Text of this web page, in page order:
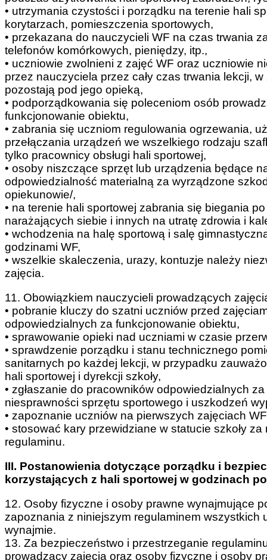
• utrzymania czystości i porządku na terenie hali
korytarzach, pomieszczenia sportowych,
• przekazana do nauczycieli WF na czas trwania
telefonów komórkowych, pieniędzy, itp.,
• uczniowie zwolnieni z zajęć WF oraz uczniowie
przez nauczyciela przez cały czas trwania lekcji,
pozostają pod jego opieką,
• podporządkowania się poleceniom osób
funkcjonowanie obiektu,
• zabrania się uczniom regulowania ogrzewania,
przełączania urządzeń we wszelkiego rodzaju
tylko pracownicy obsługi hali sportowej,
• osoby niszczące sprzęt lub urządzenia będące
odpowiedzialność materialną za wyrządzone
opiekunowie/,
• na terenie hali sportowej zabrania się biegania
narażających siebie i innych na utratę zdrowia i
• wchodzenia na halę sportową i salę
godzinami WF,
• wszelkie skaleczenia, urazy, kontuzje należy
zajęcia.
11. Obowiązkiem nauczycieli prowadzących
• pobranie kluczy do szatni uczniów przed
odpowiedzialnych za funkcjonowanie obiektu,
• sprawowanie opieki nad uczniami w czasie
• sprawdzenie porządku i stanu technicznego
sanitarnych po każdej lekcji, w przypadku
hali sportowej i dyrekcji szkoły,
• zgłaszanie do pracowników odpowiedzialnych
niesprawności sprzętu sportowego i uszkodzeń
• zapoznanie uczniów na pierwszych zajęciach
• stosować kary przewidziane w statucie szkoły
regulaminu.
III. Postanowienia dotyczące porządku i
korzystających z hali sportowej w godzinach
12. Osoby fizyczne i osoby prawne wynajmujące
zapoznania z niniejszym regulaminem wszystkich
wynajmie.
13. Za bezpieczeństwo i przestrzeganie
prowadzący zajęcia oraz osoby fizyczne i osoby